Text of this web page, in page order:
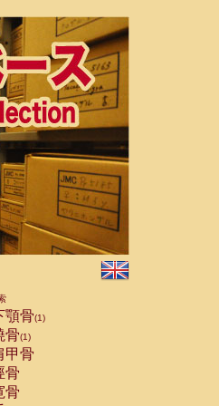
顎骨(1)
骨(1)
甲骨
骨
骨